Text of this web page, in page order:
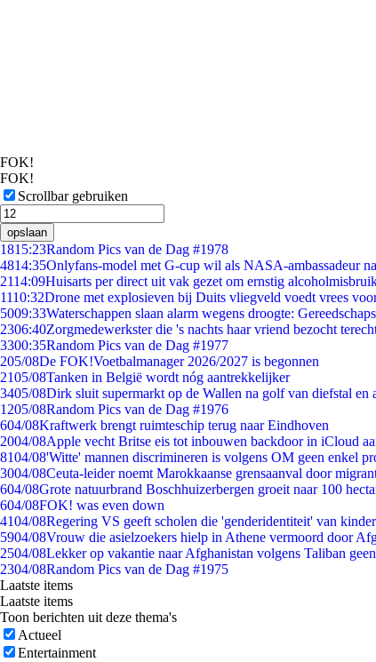
FOK!
FOK!
Scrollbar gebruiken
opslaan
1815:23Random Pics van de Dag #1978
4814:35Onlyfans-model met G-cup wil als NASA-ambassadeur
2114:09Huisarts per direct uit vak gezet om ernstig
1110:32Drone met explosieven bij Duits vliegveld voedt vrees
5009:33Waterschappen slaan alarm wegens droogte:
2306:40Zorgmedewerkster die 's nachts haar vriend bezocht
3300:35Random Pics van de Dag #1977
205/08De FOK!Voetbalmanager 2026/2027 is begonnen
2105/08Tanken in België wordt nóg aantrekkelijker
3405/08Dirk sluit supermarkt op de Wallen na golf van diefstal en
1205/08Random Pics van de Dag #1976
604/08Kraftwerk brengt ruimteschip terug naar Eindhoven
2004/08Apple vecht Britse eis tot inbouwen backdoor in iCloud
8104/08'Witte' mannen discrimineren is volgens OM geen enkel
3004/08Ceuta-leider noemt Marokkaanse grensaanval door
604/08Grote natuurbrand Boschhuizerbergen groeit naar 100
604/08FOK! was even down
4104/08Regering VS geeft scholen die 'genderidentiteit' van
5904/08Vrouw die asielzoekers hielp in Athene vermoord door
2504/08Lekker op vakantie naar Afghanistan volgens Taliban
2304/08Random Pics van de Dag #1975
Laatste items
Laatste items
Toon berichten uit deze thema's
Actueel
Entertainment